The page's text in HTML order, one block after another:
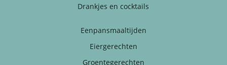
Drankjes en cocktails
Eenpansmaaltijden
Eiergerechten
Groentegerechten